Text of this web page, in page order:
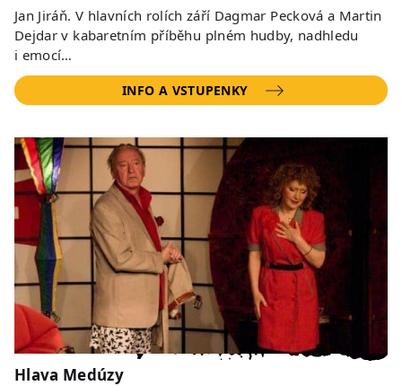
Jan Jiráň. V hlavních rolích září Dagmar Pecková a Martin
Dejdar v kabaretním příběhu plném hudby, nadhledu
i emocí…
INFO A VSTUPENKY
Hlava Medúzy